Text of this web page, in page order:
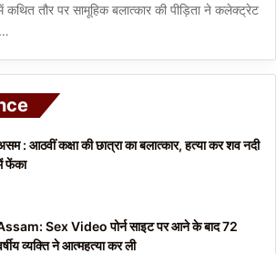
कथित तौर पर सामूहिक बलात्कार की पीड़िता ने कलेक्ट्रेट
: आठवीं कक्षा की छात्रा का बलात्कार, हत्या कर शव नदी
फेंका
Sex Video पोर्न साइट पर आने के बाद 72
व्यक्ति ने आत्महत्या कर ली